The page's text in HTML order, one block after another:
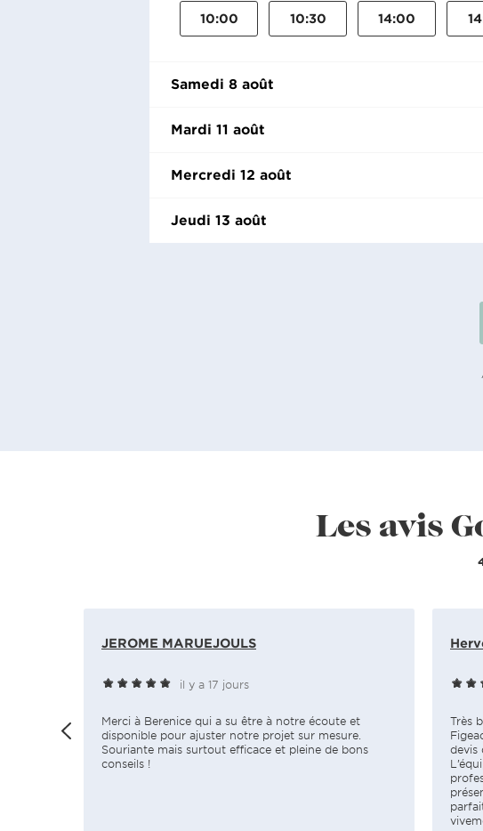
10:00 10:30 14:00
Samedi 8 août
Mardi 11 août
Mercredi 12 août
Jeudi 13 août
Les avis
JEROME MARUEJOULS
il y a 17 jours
Merci à Berenice qui a su être à notre écoute et
disponible pour ajuster notre projet sur mesure.
Souriante mais surtout efficace et pleine de bons
conseils !
Très
devis